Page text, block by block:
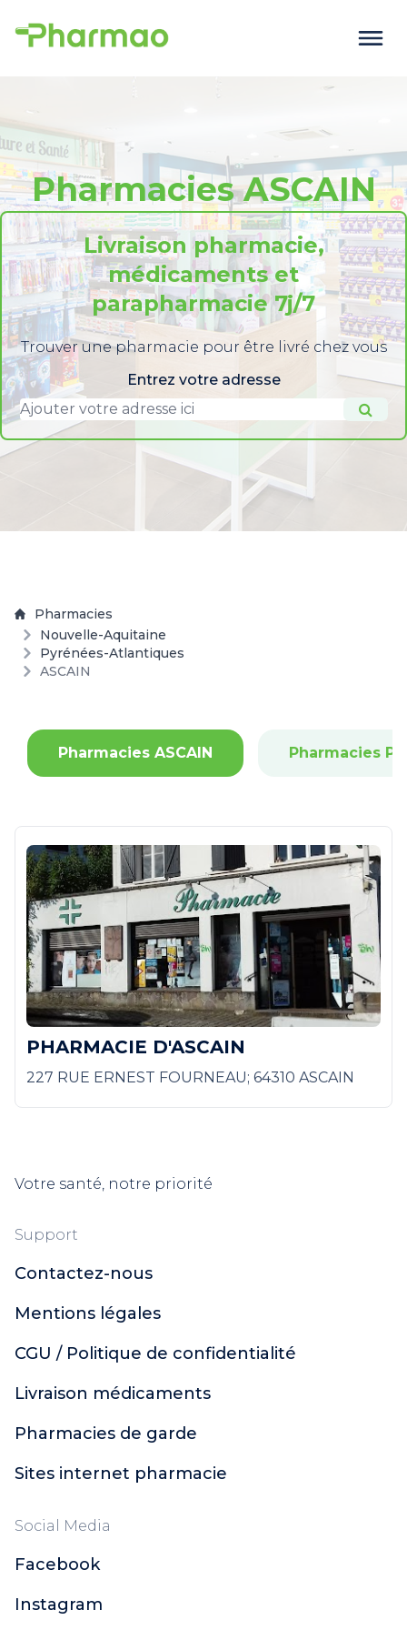
Pharmacies ASCAIN
Livraison pharmacie,
médicaments et
parapharmacie 7j/7
Trouver une pharmacie pour être livré chez vous
Entrez votre adresse
Pharmacies
Nouvelle-Aquitaine
Pyrénées-Atlantiques
ASCAIN
Pharmacies ASCAIN Pharmacies
PHARMACIE D'ASCAIN
227 RUE ERNEST FOURNEAU; 64310 ASCAIN
Votre santé, notre priorité
Support
Contactez-nous
Mentions légales
CGU / Politique de confidentialité
Livraison médicaments
Pharmacies de garde
Sites internet pharmacie
Social Media
Facebook
Instagram